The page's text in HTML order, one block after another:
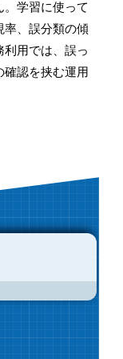
学習に使って
率、誤分類の傾
利用では、誤っ
確認を挟む運用